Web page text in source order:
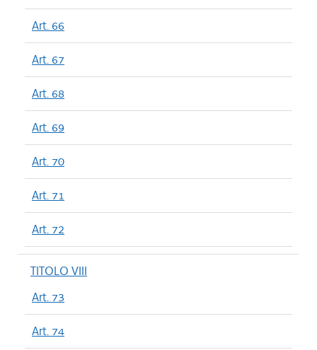
Art. 66
Art. 67
Art. 68
Art. 69
Art. 70
Art. 71
Art. 72
TITOLO VIII
Art. 73
Art. 74